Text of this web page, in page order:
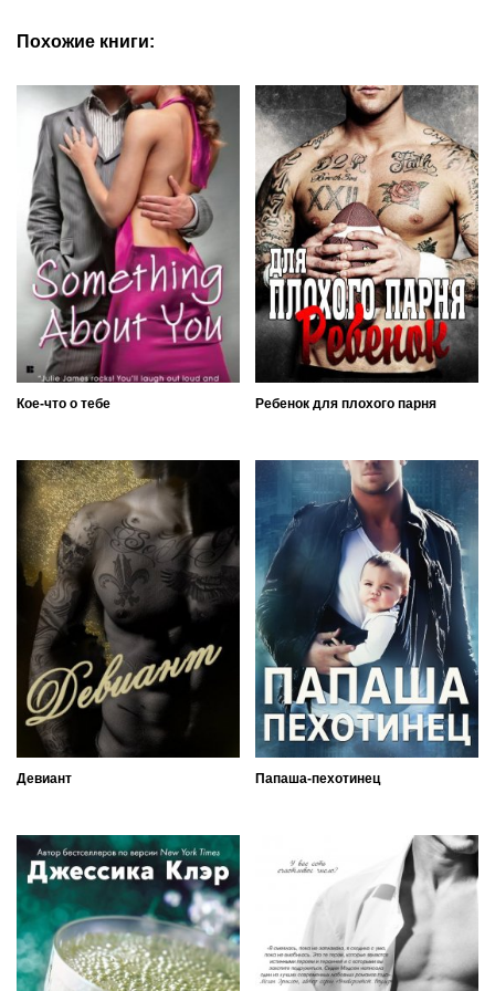
Похожие книги:
Кое-что о тебе Ребенок для плохого парня
Девиант Папаша-пехотинец